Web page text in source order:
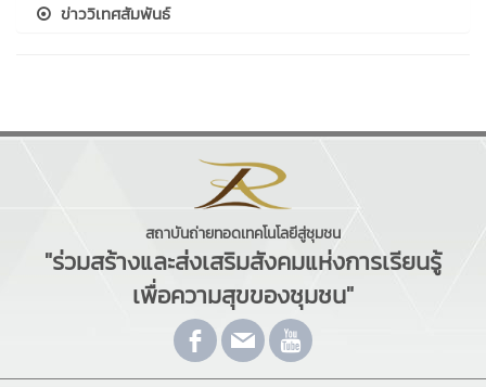
ข่าววิเทศสัมพันธ์
สถาบันถ่ายทอดเทคโนโลยีสู่ชุมชน
"ร่วมสร้างและส่งเสริมสังคมแห่งการเรียนรู้
เพื่อความสุขของชุมชน"